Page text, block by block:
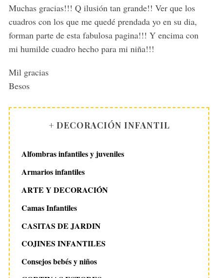
s
:
Muchas gracias!!! Q ilusión tan grande!! Ver que los
cuadros con los que me quedé prendada yo en su dia,
forman parte de esta fabulosa pagina!!! Y encima con
mi humilde cuadro hecho para mi niña!!!
Mil gracias
Besos
+ DECORACIÓN INFANTIL
Alfombras infantiles y juveniles
Armarios infantiles
ARTE Y DECORACIÓN
Camas Infantiles
CASITAS DE JARDIN
COJINES INFANTILES
Consejos bebés y niños